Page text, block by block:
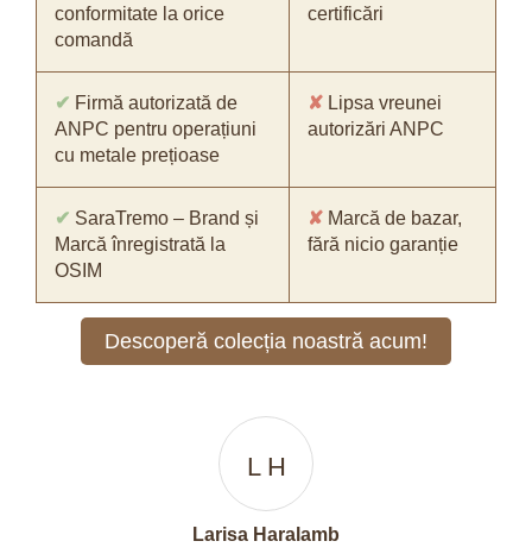
conformitate la orice
comandă
certificări
✔ Firmă autorizată de
ANPC pentru operațiuni
cu metale prețioase
✘ Lipsa vreunei
autorizări ANPC
✔ SaraTremo – Brand și
Marcă înregistrată la
OSIM
✘ Marcă de bazar,
fără nicio garanție
Descoperă colecția noastră acum!
A D
Apetri Dorina